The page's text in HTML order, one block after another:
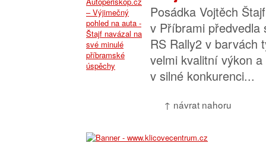
Posádka Vojtěch
v Příbrami předvedla
RS Rally2 v barvách
velmi kvalitní výkon
v silné konkurenci...
↑ návrat nahoru